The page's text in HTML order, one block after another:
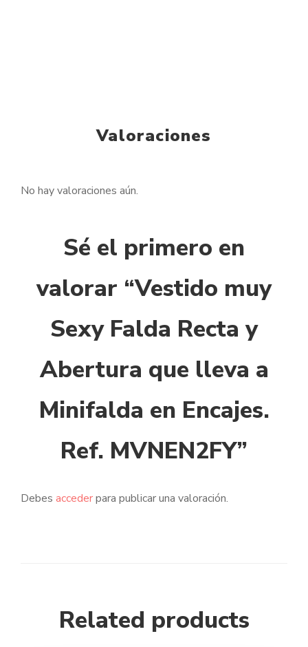
Valoraciones
No hay valoraciones aún.
Sé el primero en
valorar “Vestido muy
Sexy Falda Recta y
Abertura que lleva a
Minifalda en Encajes.
Ref. MVNEN2FY”
Debes accederpara publicar una valoración.
Related products